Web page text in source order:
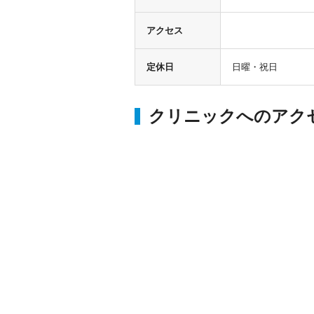
アクセス
定休日 日曜・祝日
クリニックへのアク